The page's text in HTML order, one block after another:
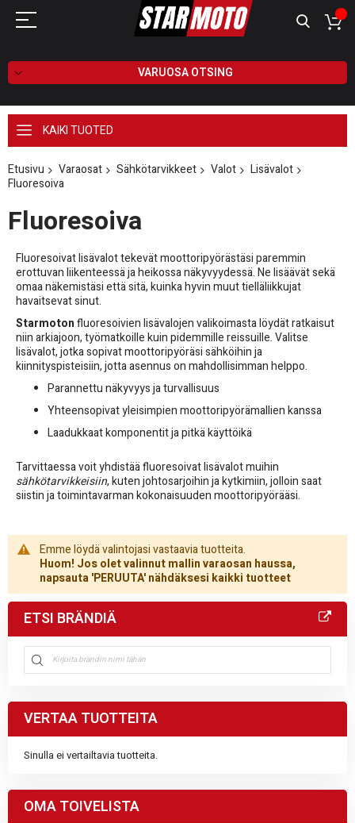
VARUOSA OTSING
KAIKI TUOTED
Etusivu Varaosat Sähkötarvikkeet Valot
Lisävalot
Fluoresoiva
Fluoresoiva
Fluoresoivat lisävalot tekevät moottoripyörästäsi paremmin
erottuvan liikenteessä ja heikossa näkyvyydessä. Ne lisäävät sekä
omaa näkemistäsi että sitä, kuinka hyvin muut tielläliikkujat
havaitsevat sinut.
Starmotonfluoresoivien lisävalojen valikoimasta löydät ratkaisut
niin arkiajoon, työmatkoille kuin pidemmille reissuille. Valitse
lisävalot, jotka sopivat moottoripyöräsi sähköihin ja
kiinnityspisteisiin, jotta asennus on mahdollisimman helppo.
Parannettu näkyvyys ja turvallisuus
Yhteensopivat yleisimpien moottoripyörämallien kanssa
Laadukkaat komponentit ja pitkä käyttöikä
Tarvittaessa voit yhdistää fluoresoivat lisävalot muihin
sähkötarvikkeisiin, kuten johtosarjoihin ja kytkimiin, jolloin saat
siistin ja toimintavarman kokonaisuuden moottoripyörääsi.
Emme löydä valintojasi vastaavia tuotteita.
Huom! Jos olet valinnut mallin varaosan haussa,
napsauta 'PERUUTA' nähdäksesi kaikki tuotteet
ETSI BRÄNDIÄ
VERTAA TUOTTEITA
Sinulla ei vertailtavia tuotteita.
OMA TOIVELISTA